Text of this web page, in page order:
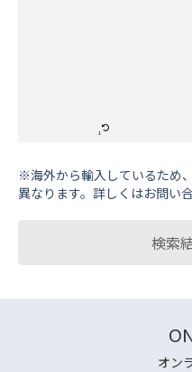
※海外から輸⼊しているため
異なります。詳しくはお問い
検索
オン